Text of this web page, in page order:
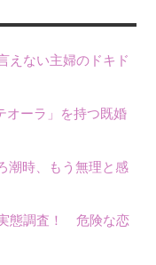
えない主婦のドキド
ーラ」を持つ既婚
時、もう無理と感
態調査！ 危険な恋